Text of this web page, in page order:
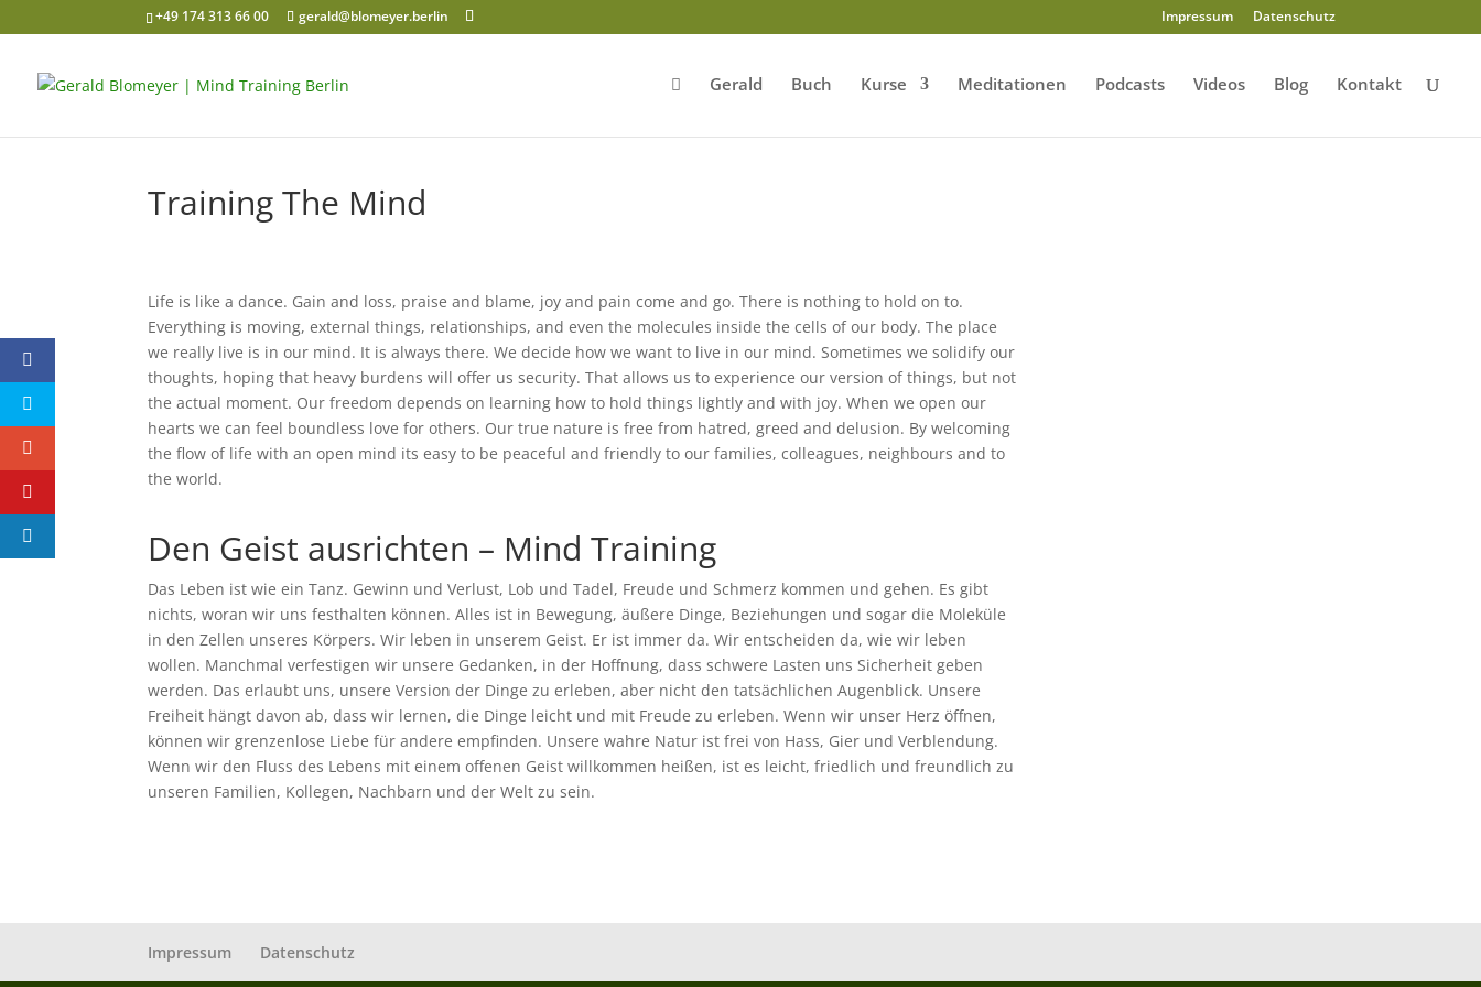
+49 174 313 66 00 gerald@blomeyer.berlin Impressum Datenschutz
Gerald Buch Kurse Meditationen Podcasts Videos Blog Kontakt
Training The Mind
Life is like a dance. Gain and loss, praise and blame, joy and pain come and go. There is nothing to hold on to.
Everything is moving, external things, relationships, and even the molecules inside the cells of our body. The place
we really live is in our mind. It is always there. We decide how we want to live in our mind. Sometimes we solidify our
thoughts, hoping that heavy burdens will offer us security. That allows us to experience our version of things, but not
the actual moment. Our freedom depends on learning how to hold things lightly and with joy. When we open our
hearts we can feel boundless love for others. Our true nature is free from hatred, greed and delusion. By welcoming
the flow of life with an open mind its easy to be peaceful and friendly to our families, colleagues, neighbours and to
the world.
Den Geist ausrichten – Mind Training
Das Leben ist wie ein Tanz. Gewinn und Verlust, Lob und Tadel, Freude und Schmerz kommen und gehen. Es gibt
nichts, woran wir uns festhalten können. Alles ist in Bewegung, äußere Dinge, Beziehungen und sogar die Moleküle
in den Zellen unseres Körpers. Wir leben in unserem Geist. Er ist immer da. Wir entscheiden da, wie wir leben
wollen. Manchmal verfestigen wir unsere Gedanken, in der Hoffnung, dass schwere Lasten uns Sicherheit geben
werden. Das erlaubt uns, unsere Version der Dinge zu erleben, aber nicht den tatsächlichen Augenblick. Unsere
Freiheit hängt davon ab, dass wir lernen, die Dinge leicht und mit Freude zu erleben. Wenn wir unser Herz öffnen,
können wir grenzenlose Liebe für andere empfinden. Unsere wahre Natur ist frei von Hass, Gier und Verblendung.
Wenn wir den Fluss des Lebens mit einem offenen Geist willkommen heißen, ist es leicht, friedlich und freundlich zu
unseren Familien, Kollegen, Nachbarn und der Welt zu sein.
Impressum Datenschutz